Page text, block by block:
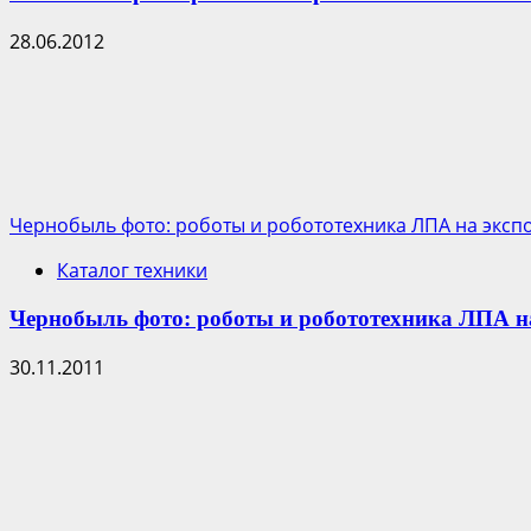
28.06.2012
Чернобыль фото: роботы и робототехника ЛПА на
Каталог техники
Чернобыль фото: роботы и робототехника ЛПА
30.11.2011